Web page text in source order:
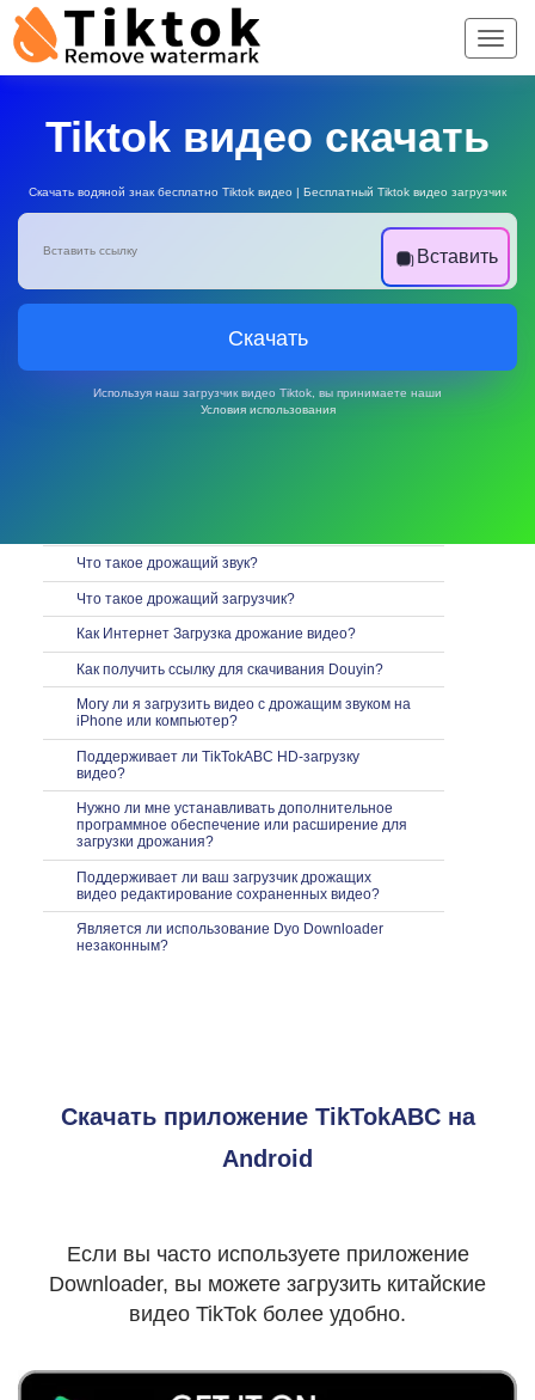
Tiktok видео скачать
Скачать водяной знак бесплатно Tiktok видео | Бесплатный Tiktok видео загрузчик
Вставить
Скачать
Используя наш загрузчик видео Tiktok, вы принимаете наши
Условия использования
Что такое дрожащий звук?
Что такое дрожащий загрузчик?
Как Интернет Загрузка дрожание видео?
Как получить ссылку для скачивания Douyin?
Могу ли я загрузить видео с дрожащим звуком на
iPhone или компьютер?
Поддерживает ли TikTokABC HD-загрузку
видео?
Нужно ли мне устанавливать дополнительное
программное обеспечение или расширение для
загрузки дрожания?
Поддерживает ли ваш загрузчик дрожащих
видео редактирование сохраненных видео?
Является ли использование Dyo Downloader
незаконным?
Скачать приложение TikTokABC на
Android
Если вы часто используете приложение
Downloader, вы можете загрузить китайские
видео TikTok более удобно.